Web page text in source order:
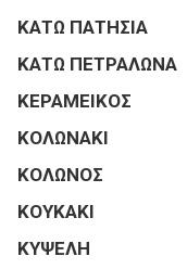
ΚΑΤΩ ΠΑΤΗΣΙΑ
ΚΑΤΩ ΠΕΤΡΑΛΩΝΑ
ΚΕΡΑΜΕΙΚΟΣ
ΚΟΛΩΝΑΚΙ
ΚΟΛΩΝΟΣ
ΚΟΥΚΑΚΙ
ΚΥΨΕΛΗ